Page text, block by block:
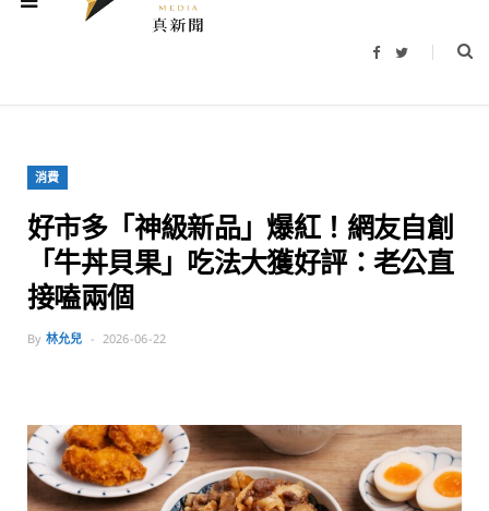
F
b
T
t
消費
好市多「神級新品」爆紅！網友自創
「牛丼貝果」吃法大獲好評：老公直
接嗑兩個
By 林允兒 2026-06-22